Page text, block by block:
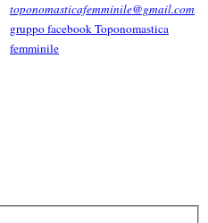
toponomasticafemminile@gmail.com
gruppo facebook Toponomastica
femminile